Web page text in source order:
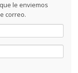
le enviemos
correo.